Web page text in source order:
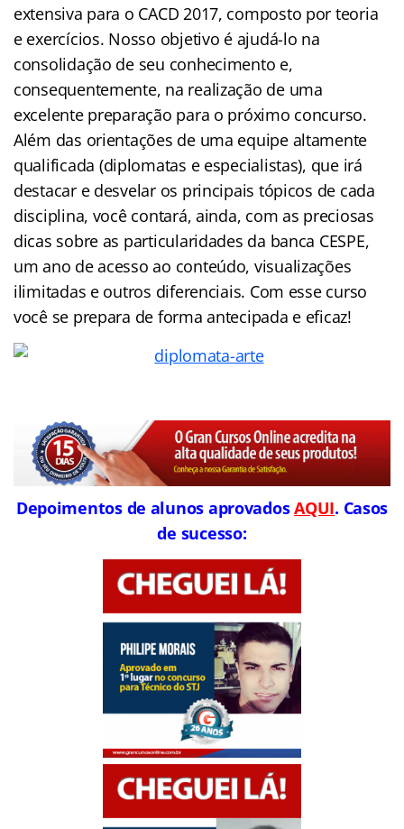
extensiva para o CACD 2017, composto por teoria
e exercícios. Nosso objetivo é ajudá-lo na
consolidação de seu conhecimento e,
consequentemente, na realização de uma
excelente preparação para o próximo concurso.
Além das orientações de uma equipe altamente
qualificada (diplomatas e especialistas), que irá
destacar e desvelar os principais tópicos de cada
disciplina, você contará, ainda, com as preciosas
dicas sobre as particularidades da banca CESPE,
um ano de acesso ao conteúdo, visualizações
ilimitadas e outros diferenciais. Com esse curso
você se prepara de forma antecipada e eficaz!
Depoimentos de alunos aprovadosAQUI. Casos
de sucesso: